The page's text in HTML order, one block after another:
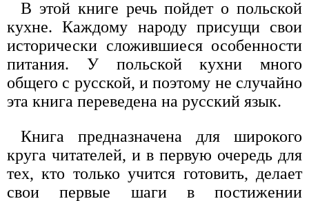
В этой книге речь пойдет о польской
кухне. Каждому народу присущи свои
исторически сложившиеся особенности
питания. У польской кухни много
общего с русской, и поэтому не случайно
эта книга переведена на русский язык.
Книга предназначена для широкого
круга читателей, и в первую очередь для
тех, кто только учится готовить, делает
свои первые шаги в постижении